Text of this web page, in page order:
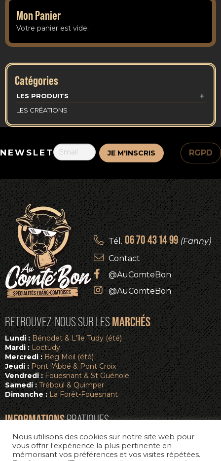
Mon Panier
Votre panier est vide.
Catégories
+
LES PRODUITS
LES CRÉATIONS
NEWSLETTER RGPD
Tél. 06 70 43 14 99 (Fanny)
Contact
@AuComteBon
@AuComteBon
RETROUVEZ-NOUS SUR LESMARCHÉS
Lundi :Bénodet & L'île Tudy (été)
Mardi :Loctudy
Mercredi :Beg Meil (été)
Jeudi :Pont l'Abbé & Pont Croix
Vendredi :Fouesnant & St Guénolé
Samedi :Tréboul & Quimper
Dimanche :La Forêt-Fouesnant
INFORMATIONSPRATIQUES
La boutique
Mon compte
Nous utilisons des cookies sur notre site web pour
vous offrir l'expérience la plus pertinente en
mémorisant vos préférences et vos visites répétées.